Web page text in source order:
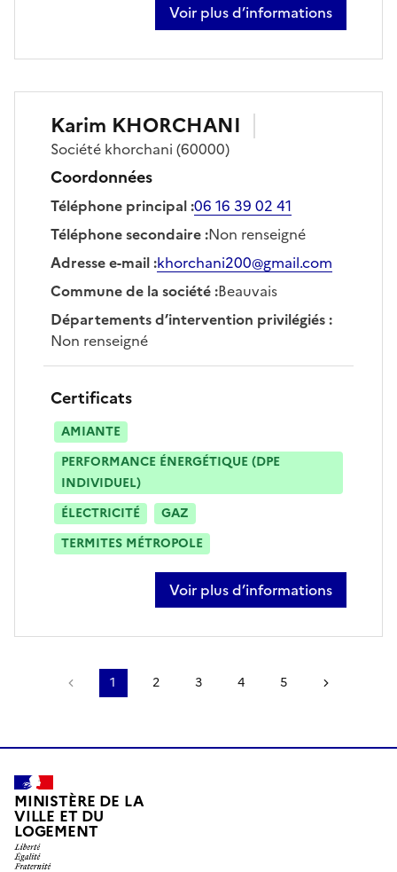
Voir plus d’informations
sur guillaume jardel
Karim KHORCHANI
Société khorchani (60000)
Coordonnées
Téléphone principal:06 16 39 02 41
Téléphone secondaire:Non renseigné
Adresse e-mail:khorchani200@gmail.com
Commune de la société:Beauvais
Départements d’intervention privilégiés:
Non renseigné
Certificats
AMIANTE
PERFORMANCE ÉNERGÉTIQUE (DPE
INDIVIDUEL)
ÉLECTRICITÉ
GAZ
TERMITES MÉTROPOLE
Voir plus d’informations
sur karim khorchani
Page précédente
1 2 3 4 5
MINISTÈRE DE LA
VILLE ET DU
LOGEMENT